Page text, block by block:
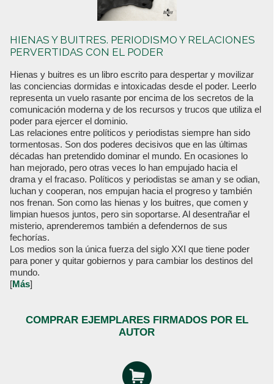
HIENAS Y BUITRES. PERIODISMO Y RELACIONES
PERVERTIDAS CON EL PODER
Hienas y buitres es un libro escrito para despertar y movilizar
las conciencias dormidas e intoxicadas desde el poder. Leerlo
representa un vuelo rasante por encima de los secretos de la
comunicación moderna y de los recursos y trucos que utiliza el
poder para ejercer el dominio.
Las relaciones entre políticos y periodistas siempre han sido
tormentosas. Son dos poderes decisivos que en las últimas
décadas han pretendido dominar el mundo. En ocasiones lo
han mejorado, pero otras veces lo han empujado hacia el
drama y el fracaso. Políticos y periodistas se aman y se odian,
luchan y cooperan, nos empujan hacia el progreso y también
nos frenan. Son como las hienas y los buitres, que comen y
limpian huesos juntos, pero sin soportarse. Al desentrañar el
misterio, aprenderemos también a defendernos de sus
fechorías.
Los medios son la única fuerza del siglo XXI que tiene poder
para poner y quitar gobiernos y para cambiar los destinos del
mundo.
[Más]
COMPRAR EJEMPLARES FIRMADOS POR EL
AUTOR